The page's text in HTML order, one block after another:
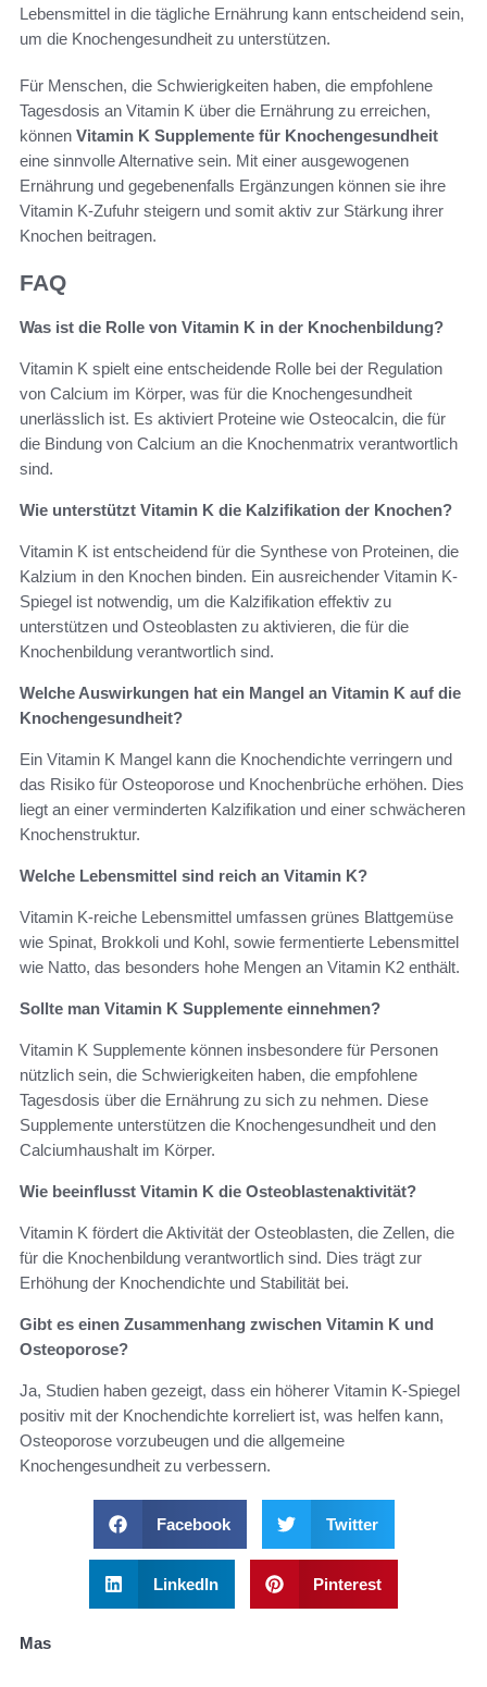
Lebensmittel in die tägliche Ernährung kann entscheidend sein,
um die Knochengesundheit zu unterstützen.
Für Menschen, die Schwierigkeiten haben, die empfohlene
Tagesdosis an Vitamin K über die Ernährung zu erreichen,
können Vitamin K Supplemente für Knochengesundheit
eine sinnvolle Alternative sein. Mit einer ausgewogenen
Ernährung und gegebenenfalls Ergänzungen können sie ihre
Vitamin K-Zufuhr steigern und somit aktiv zur Stärkung ihrer
Knochen beitragen.
FAQ
Was ist die Rolle von Vitamin K in der Knochenbildung?
Vitamin K spielt eine entscheidende Rolle bei der Regulation
von Calcium im Körper, was für die Knochengesundheit
unerlässlich ist. Es aktiviert Proteine wie Osteocalcin, die für
die Bindung von Calcium an die Knochenmatrix verantwortlich
sind.
Wie unterstützt Vitamin K die Kalzifikation der Knochen?
Vitamin K ist entscheidend für die Synthese von Proteinen, die
Kalzium in den Knochen binden. Ein ausreichender Vitamin K-
Spiegel ist notwendig, um die Kalzifikation effektiv zu
unterstützen und Osteoblasten zu aktivieren, die für die
Knochenbildung verantwortlich sind.
Welche Auswirkungen hat ein Mangel an Vitamin K auf die
Knochengesundheit?
Ein Vitamin K Mangel kann die Knochendichte verringern und
das Risiko für Osteoporose und Knochenbrüche erhöhen. Dies
liegt an einer verminderten Kalzifikation und einer schwächeren
Knochenstruktur.
Welche Lebensmittel sind reich an Vitamin K?
Vitamin K-reiche Lebensmittel umfassen grünes Blattgemüse
wie Spinat, Brokkoli und Kohl, sowie fermentierte Lebensmittel
wie Natto, das besonders hohe Mengen an Vitamin K2 enthält.
Sollte man Vitamin K Supplemente einnehmen?
Vitamin K Supplemente können insbesondere für Personen
nützlich sein, die Schwierigkeiten haben, die empfohlene
Tagesdosis über die Ernährung zu sich zu nehmen. Diese
Supplemente unterstützen die Knochengesundheit und den
Calciumhaushalt im Körper.
Wie beeinflusst Vitamin K die Osteoblastenaktivität?
Vitamin K fördert die Aktivität der Osteoblasten, die Zellen, die
für die Knochenbildung verantwortlich sind. Dies trägt zur
Erhöhung der Knochendichte und Stabilität bei.
Gibt es einen Zusammenhang zwischen Vitamin K und
Osteoporose?
Ja, Studien haben gezeigt, dass ein höherer Vitamin K-Spiegel
positiv mit der Knochendichte korreliert ist, was helfen kann,
Osteoporose vorzubeugen und die allgemeine
Knochengesundheit zu verbessern.
Facebook Twitter
LinkedIn Pinterest
Mas